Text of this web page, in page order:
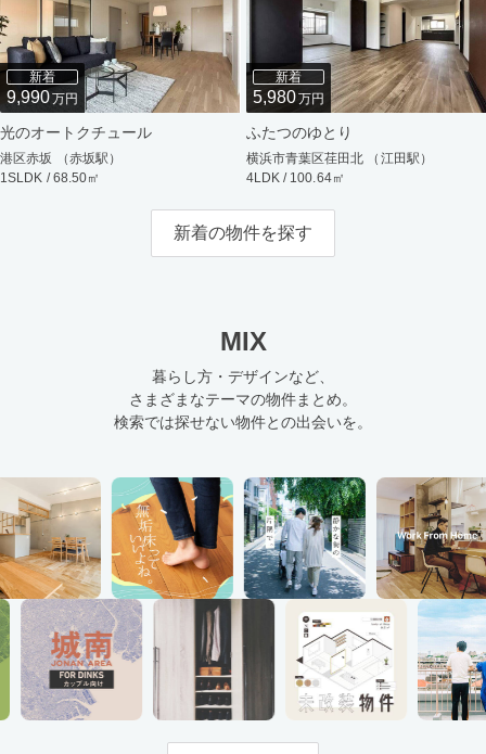
新着
9,990万円
光のオートクチュール
港区赤坂 （赤坂駅）
1SLDK / 68.50㎡
新着
5,980万円
ふたつのゆとり
横浜市青葉区荏田北 （江田駅）
4LDK / 100.64㎡
新着の物件を探す
MIX
暮らし方・デザインなど、
さまざまなテーマの物件まとめ。
検索では探せない物件との出会いを。